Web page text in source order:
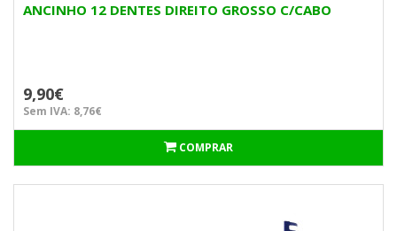
ANCINHO 12 DENTES DIREITO GROSSO C/CABO
9,90€
Sem IVA: 8,76€
COMPRAR